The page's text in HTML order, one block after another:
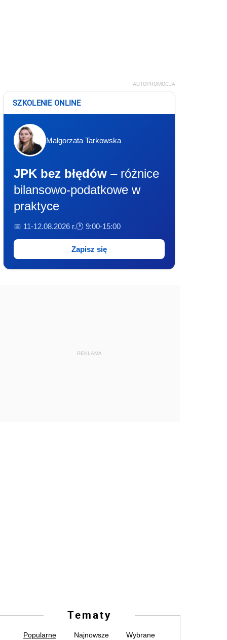
AUTOPROMOCJA
SZKOLENIE ONLINE
Małgorzata Tarkowska
JPK bez błędów – różnice
bilansowo-podatkowe w
praktyce
📅 11-12.08.2026 r.🕐 9:00-15:00
Zapisz się
REKLAMA
Tematy
Popularne Najnowsze Wybrane